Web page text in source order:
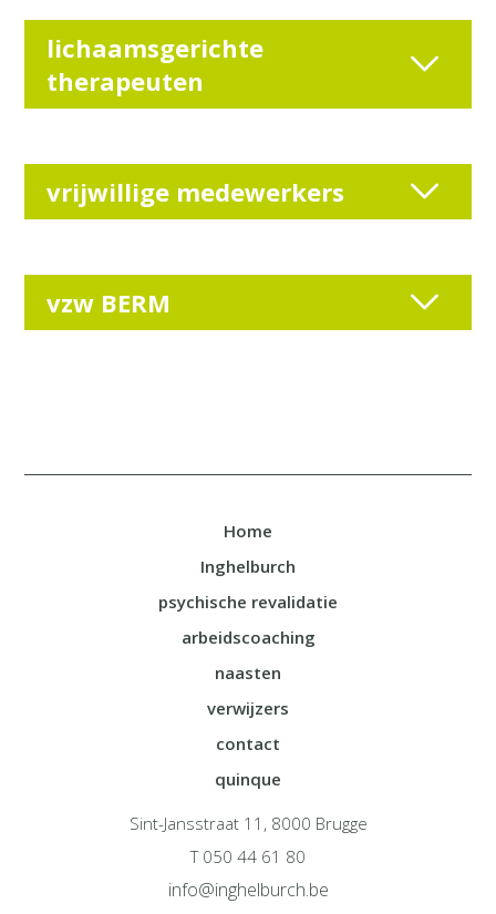
lichaamsgerichte
therapeuten
vrijwillige medewerkers
vzw BERM
Home
Inghelburch
psychische revalidatie
arbeidscoaching
naasten
verwijzers
contact
quinque
Sint-Jansstraat 11, 8000 Brugge
T 050 44 61 80
info@inghelburch.be